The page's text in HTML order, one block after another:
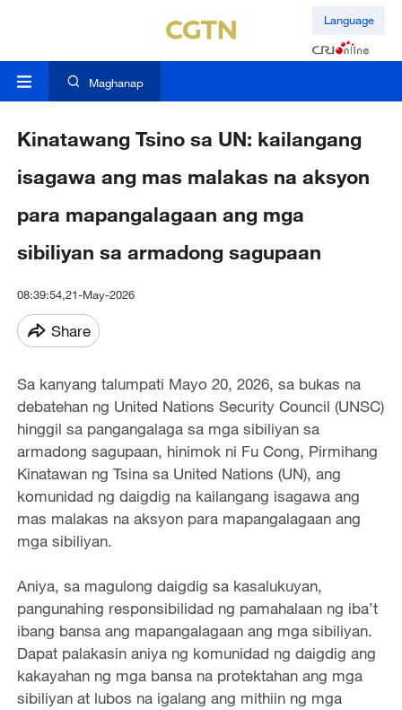
Language
Maghanap
Kinatawang Tsino sa UN: kailangang
isagawa ang mas malakas na aksyon
para mapangalagaan ang mga
sibiliyan sa armadong sagupaan
08:39:54,21-May-2026
Share
Sa kanyang talumpati Mayo 20, 2026, sa bukas na
debatehan ng United Nations Security Council (UNSC)
hinggil sa pangangalaga sa mga sibiliyan sa
armadong sagupaan, hinimok ni Fu Cong, Pirmihang
Kinatawan ng Tsina sa United Nations (UN), ang
komunidad ng daigdig na kailangang isagawa ang
mas malakas na aksyon para mapangalagaan ang
mga sibiliyan.
Aniya, sa magulong daigdig sa kasalukuyan,
pangunahing responsibilidad ng pamahalaan ng iba’t
ibang bansa ang mapangalagaan ang mga sibiliyan.
Dapat palakasin aniya ng komunidad ng daigdig ang
kakayahan ng mga bansa na protektahan ang mga
sibiliyan at lubos na igalang ang mithiin ng mga